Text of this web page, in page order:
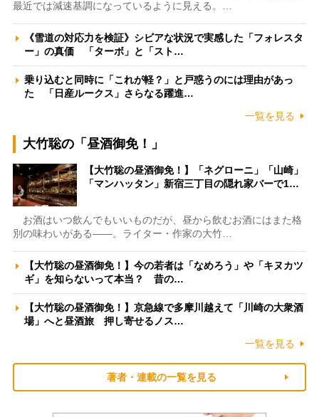
最近では減速基調になっているように見える。…
《雪道の対応力を検証》シビアな状況で実感した「フォレスタ
ー」の真価 「ターボ」と「スト…
乗り込むと同時に「これが軽？」と戸惑うのには理由があっ
た 「日産ルークス」さらなる躍進…
一覧を見る
大竹聡の「昼酒御免！」
【大竹聡の昼酒御免！】「ネグローニ」「山崎」
「マンハッタン」新宿三丁目の隠れ家バーで1…
お酒はいつ飲んでもいいものだが、昼から飲むお酒にはまた格
別の味わいがある――。ライター・作家の大竹…
【大竹聡の昼酒御免！】今の若者は「なめろう」や「キヌカツ
ギ」を知らないって本当？ 昔の…
【大竹聡の昼酒御免！】京急線で多摩川越えて「川崎の大衆酒
場」へと昼酒旅 押し寄せるノス…
一覧を見る
著者・連載の一覧を見る